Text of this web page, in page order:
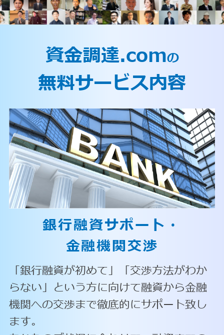
資金調達.comの
無料サービス内容
銀行融資サポート・
金融機関交渉
「銀行融資が初めて」「交渉方法がわか
らない」という方に向けて融資から金融
機関への交渉まで徹底的にサポート致し
ます。